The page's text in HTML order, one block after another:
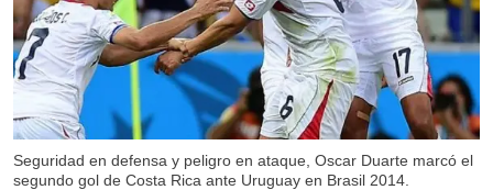
Seguridad en defensa y peligro en ataque, Oscar Duarte marcó el
segundo gol de Costa Rica ante Uruguay en Brasil 2014.